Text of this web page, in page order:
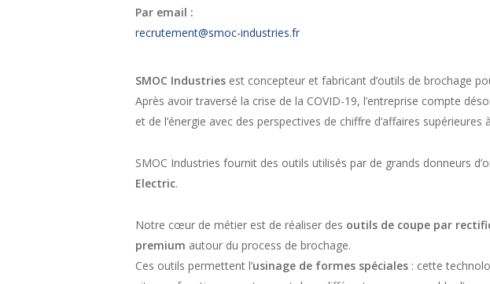
Par email :
recrutement@smoc-industries.fr
SMOC Industries est concepteur et fabricant d’outils de brochage
Après avoir traversé la crise de la COVID-19, l’entreprise compte
et de l’énergie avec des perspectives de chiffre d’affaires supérieures
SMOC Industries fournit des outils utilisés par de grands donneurs
Electric.
Notre cœur de métier est de réaliser des outils de coupe par
premium autour du process de brochage.
Ces outils permettent l’usinage de formes spéciales : cette